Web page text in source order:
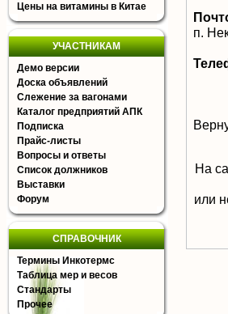
Цены на витамины в Китае
УЧАСТНИКАМ
Демо версии
Доска объявлений
Слежение за вагонами
Каталог предприятий АПК
Подписка
Прайс-листы
Вопросы и ответы
Список должников
Выставки
Форум
СПРАВОЧНИК
Термины Инкотермс
Таблица мер и весов
Стандарты
Прочее
п.
На
или